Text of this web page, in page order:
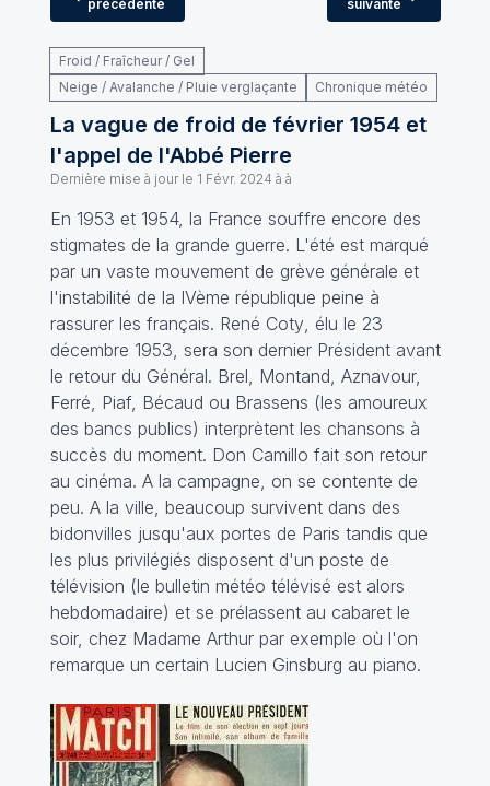
précédente
suivante
Froid / Fraîcheur / Gel
Neige / Avalanche / Pluie verglaçante
Chronique météo
La vague de froid de février 1954 et
l'appel de l'Abbé Pierre
Dernière mise à jour le 1 Févr. 2024 à à
En 1953 et 1954, la France souffre encore des
stigmates de la grande guerre. L'été est marqué
par un vaste mouvement de grève générale et
l'instabilité de la IVème république peine à
rassurer les français. René Coty, élu le 23
décembre 1953, sera son dernier Président avant
le retour du Général. Brel, Montand, Aznavour,
Ferré, Piaf, Bécaud ou Brassens (les amoureux
des bancs publics) interprètent les chansons à
succès du moment. Don Camillo fait son retour
au cinéma. A la campagne, on se contente de
peu. A la ville, beaucoup survivent dans des
bidonvilles jusqu'aux portes de Paris tandis que
les plus privilégiés disposent d'un poste de
télévision (le bulletin météo télévisé est alors
hebdomadaire) et se prélassent au cabaret le
soir, chez Madame Arthurpar exemple où l'on
remarque un certain Lucien Ginsburg au piano.